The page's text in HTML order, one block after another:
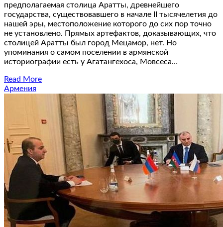
предполагаемая столица Аратты, древнейшего
государства, существовавшего в начале II тысячелетия до
нашей эры, местоположение которого до сих пор точно
не установлено. Прямых артефактов, доказывающих, что
столицей Аратты был город Мецамор, нет. Но
упоминания о самом поселении в армянской
историографии есть у Агатангехоса, Мовсеса…
Read More
Армения